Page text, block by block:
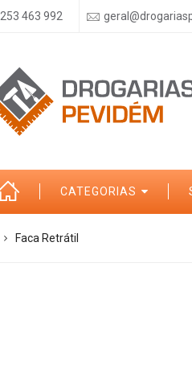
253 463 992
CATEGORIAS
Faca Retrátil